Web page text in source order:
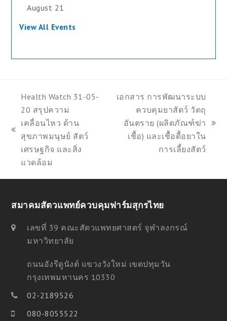
August 21
View All Events
previous
post:
Health Watch 31-05-
20 สรุปความ
เคลื่อนไหว ด้าน
สุขภาพมนุษย์ สัตว์
เศรษฐกิจ และสิ่ง
แวดล้อม
next
post:
เอกสาร การพัฒนาระบบ
ควบคุมยาสัตว์ วัตถุ
อันตราย (ผลิตภัณฑ์ฆ่า
เชื้อ) และเชื้อดื้อยาใน
การเลี้ยงสัตว์
สมาคมสัตวแพทย์ควบคุมฟาร์มสุกรไทย
เลขที่ 39 คณะสัตวแพทยศาสตร์ จุฬาลงกรณ์
มหาวิทยาลัย
ถนนอังรีดูนังต์ แขวงวังใหม่ เขตปทุมวัน
กรุงเทพมหานคร 10330
02-2189526
080-8055522